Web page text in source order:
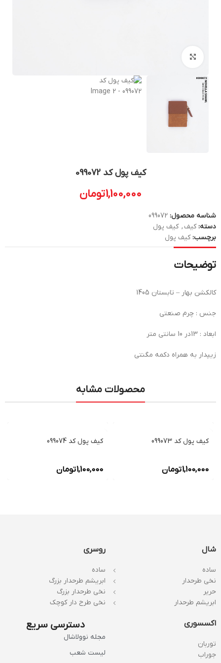
کیف پول کد 099072
1,100,000تومان
شناسه محصول: 099072
دسته: کیف, کیف پول
برچسب: کیف پول
توضیحات
کالکشن بهار – تابستان 1405
جنس : چرم صنعتی
ابعاد : 13در 10 سانتی متر
زیپدار به همراه دکمه مگنتی
محصولات مشابه
کیف پول کد 099073
1,100,000تومان
کیف پول کد 099074
1,100,000تومان
شال
ساده
نخی طرحدار
حریر
ابریشم طرحدار
روسری
ساده
ابریشم طرحدار بزرگ
نخی طرحدار بزرگ
نخی طرح دار کوچک
اکسسوری
توربان
جوراب
دسترسی سریع
مجله نوولاشال
لیست شعب